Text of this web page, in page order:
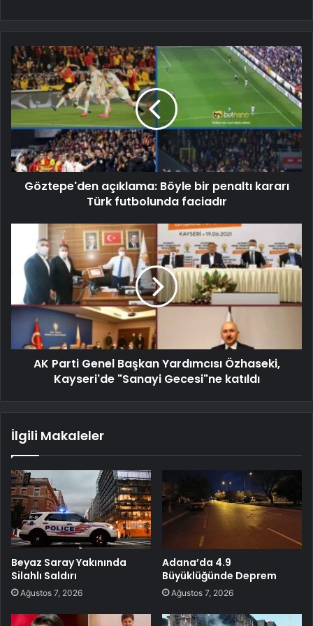
Göztepe'den açıklama: Böyle bir penaltı kararı
Türk futbolunda faciadır
AK Parti Genel Başkan Yardımcısı Özhaseki,
Kayseri'de "Sanayi Gecesi"ne katıldı
İlgili Makaleler
Beyaz Saray Yakınında
Silahlı Saldırı
Ağustos 7, 2026
Adana’da 4.9
Büyüklüğünde Deprem
Ağustos 7, 2026